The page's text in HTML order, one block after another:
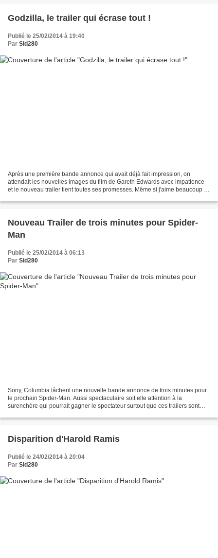
Godzilla, le trailer qui écrase tout !
Publié le 25/02/2014 à 19:40
Par Sid280
Après une première bande annonce qui avait déjà fait impression, on
attendait les nouvelles images du film de Gareth Edwards avec impatience
et le nouveau trailer tient toutes ses promesses. Même si j'aime beaucoup la
Nouveau Trailer de trois minutes pour Spider-
Man
Publié le 25/02/2014 à 06:13
Par Sid280
Sony, Columbia lâchent une nouvelle bande annonce de trois minutes pour
le prochain Spider-Man. Aussi spectaculaire soit elle attention à la
surenchère qui pourrait gagner le spectateur surtout que ces trailers sont
Disparition d'Harold Ramis
Publié le 24/02/2014 à 20:04
Par Sid280